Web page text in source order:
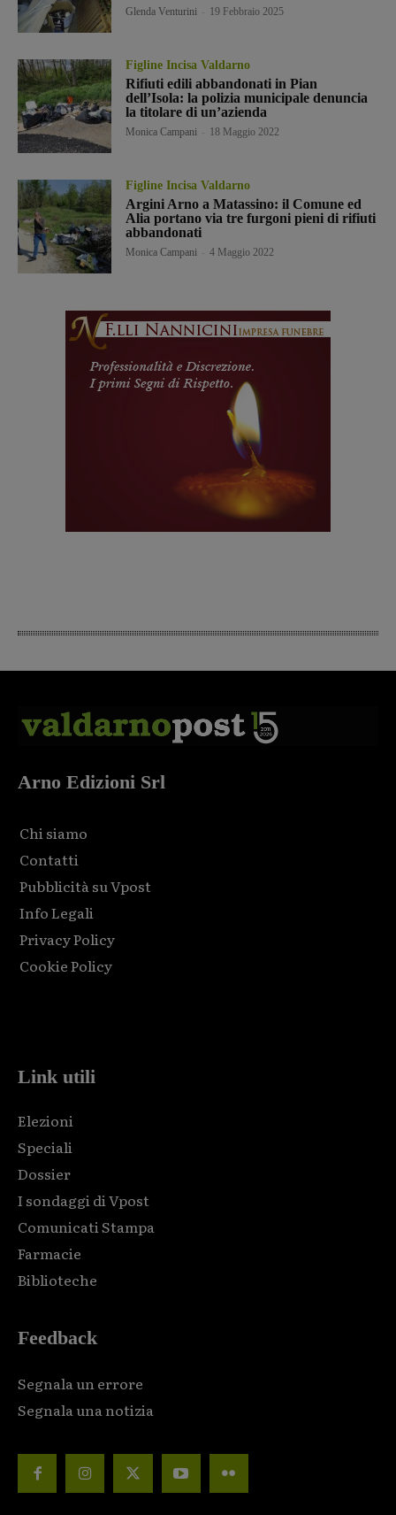
Glenda Venturini 19 Febbraio 2025
Figline Incisa Valdarno
Rifiuti edili abbandonati in Pian
dell’Isola: la polizia municipale denuncia
la titolare di un’azienda
Monica Campani 18 Maggio 2022
Figline Incisa Valdarno
Argini Arno a Matassino: il Comune ed
Alia portano via tre furgoni pieni di rifiuti
abbandonati
Monica Campani 4 Maggio 2022
Arno Edizioni Srl
Chi siamo
Contatti
Pubblicità su Vpost
Info Legali
Privacy Policy
Cookie Policy
Link utili
Elezioni
Speciali
Dossier
I sondaggi di Vpost
Comunicati Stampa
Farmacie
Biblioteche
Feedback
Segnala un errore
Segnala una notizia